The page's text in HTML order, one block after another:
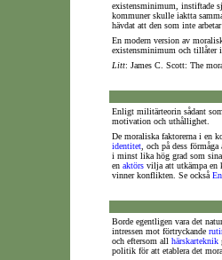
existensminimum, instiftade
kommuner skulle iaktta
hävdat att den som inte
En modern version av
existensminimum och tillåter
Litt: James C. Scott: The
Enligt militärteorin sådant
motivation och uthållighet.
De moraliska faktorerna i en
identitet , och på dess
i minst lika hög grad som sina
en aktörs vilja att utkämpa en
vinner konflikten. Se också
Borde egentligen vara det
intressen mot förtryckande
och eftersom all härskarteknik
politik för att etablera det